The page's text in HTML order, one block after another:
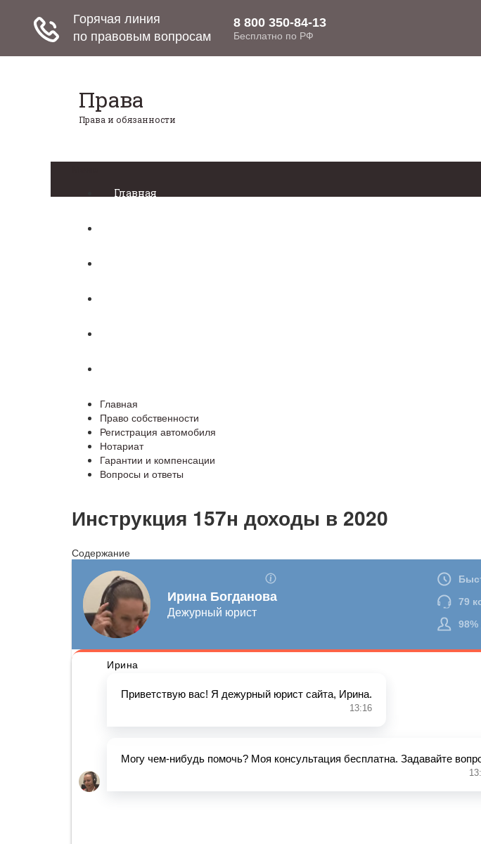
Права
Права и обязанности
Главная
Главная
Право собственности
Регистрация автомобиля
Нотариат
Гарантии и компенсации
Вопросы и ответы
Инструкция 157н доходы в 2020
Содержание